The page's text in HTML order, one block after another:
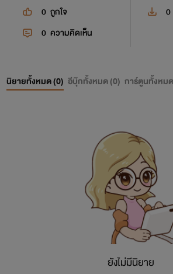
0 ถูกใจ 0
0 ความคิดเห็น
นิยายทั้งหมด (0) อีบุ๊กทั้งหมด (0) การ์ตูนทั้งหม
ยังไม่มีนิยาย